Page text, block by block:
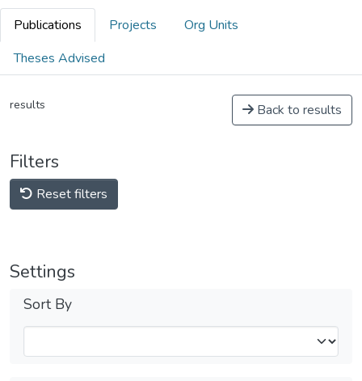
Publications Projects
Org Units
Theses Advised
results Back to results
Filters
Reset filters
Settings
Sort By